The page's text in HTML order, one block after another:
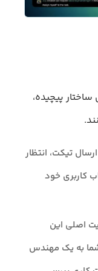
پیچیده،
تیکت، انتظار
کاربری خود
اصلی این
به یک مهندس